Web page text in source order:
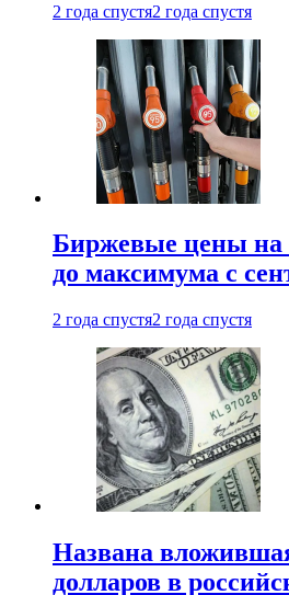
2 года спустя2 года спустя
Биржевые цены на
до максимума с
2 года спустя2 года спустя
Названа
долларов в